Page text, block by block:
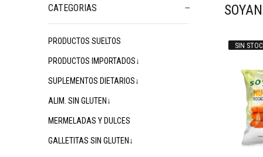
CATEGORIAS
PRODUCTOS SUELTOS
PRODUCTOS IMPORTADOS↓
SUPLEMENTOS DIETARIOS↓
ALIM. SIN GLUTEN↓
MERMELADAS Y DULCES
GALLETITAS SIN GLUTEN↓
SIN
$9.800